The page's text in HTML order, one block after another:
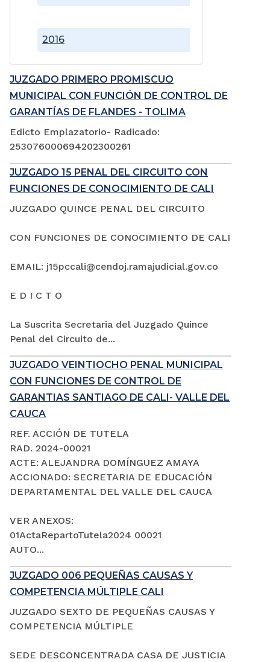
2016
JUZGADO PRIMERO PROMISCUO
MUNICIPAL CON FUNCIÓN DE CONTROL DE
GARANTÍAS DE FLANDES - TOLIMA
Edicto Emplazatorio- Radicado:
253076000694202300261
JUZGADO 15 PENAL DEL CIRCUITO CON
FUNCIONES DE CONOCIMIENTO DE CALI
JUZGADO QUINCE PENAL DEL CIRCUITO
CON FUNCIONES DE CONOCIMIENTO DE CALI
EMAIL: j15pccali@cendoj.ramajudicial.gov.co
E D I C T O
La Suscrita Secretaria del Juzgado Quince
Penal del Circuito de...
JUZGADO VEINTIOCHO PENAL MUNICIPAL
CON FUNCIONES DE CONTROL DE
GARANTIAS SANTIAGO DE CALI- VALLE DEL
CAUCA
REF. ACCIÓN DE TUTELA
RAD. 2024-00021
ACTE: ALEJANDRA DOMÍNGUEZ AMAYA
ACCIONADO: SECRETARIA DE EDUCACIÓN
DEPARTAMENTAL DEL VALLE DEL CAUCA
VER ANEXOS:
01ActaRepartoTutela2024 00021
AUTO...
JUZGADO 006 PEQUEÑAS CAUSAS Y
COMPETENCIA MÚLTIPLE CALI
JUZGADO SEXTO DE PEQUEÑAS CAUSAS Y
COMPETENCIA MÚLTIPLE
SEDE DESCONCENTRADA CASA DE JUSTICIA